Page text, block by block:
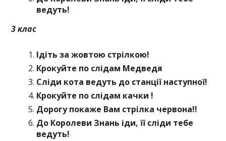
ведуть!
3 клас
Ідіть за жовтою стрілкою!
Крокуйте по слідам Медведя
Сліди кота ведуть до станції наступної!
Крокуйте по слідам качки !
Дорогу покаже Вам стрілка червона!!
До Королеви Знань іди, її сліди тебе
ведуть!